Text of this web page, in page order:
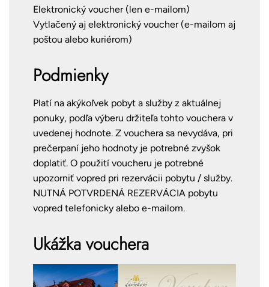
Elektronický voucher (len e-mailom)
Vytlačený aj elektronický voucher (e-mailom aj
poštou alebo kuriérom)
Podmienky
Platí na akýkoľvek pobyt a služby z aktuálnej
ponuky, podľa výberu držiteľa tohto vouchera v
uvedenej hodnote. Z vouchera sa nevydáva, pri
prečerpaní jeho hodnoty je potrebné zvyšok
doplatiť. O použití voucheru je potrebné
upozorniť vopred pri rezervácii pobytu / služby.
NUTNÁ POTVRDENÁ REZERVÁCIA pobytu
vopred telefonicky alebo e-mailom.
Ukážka vouchera